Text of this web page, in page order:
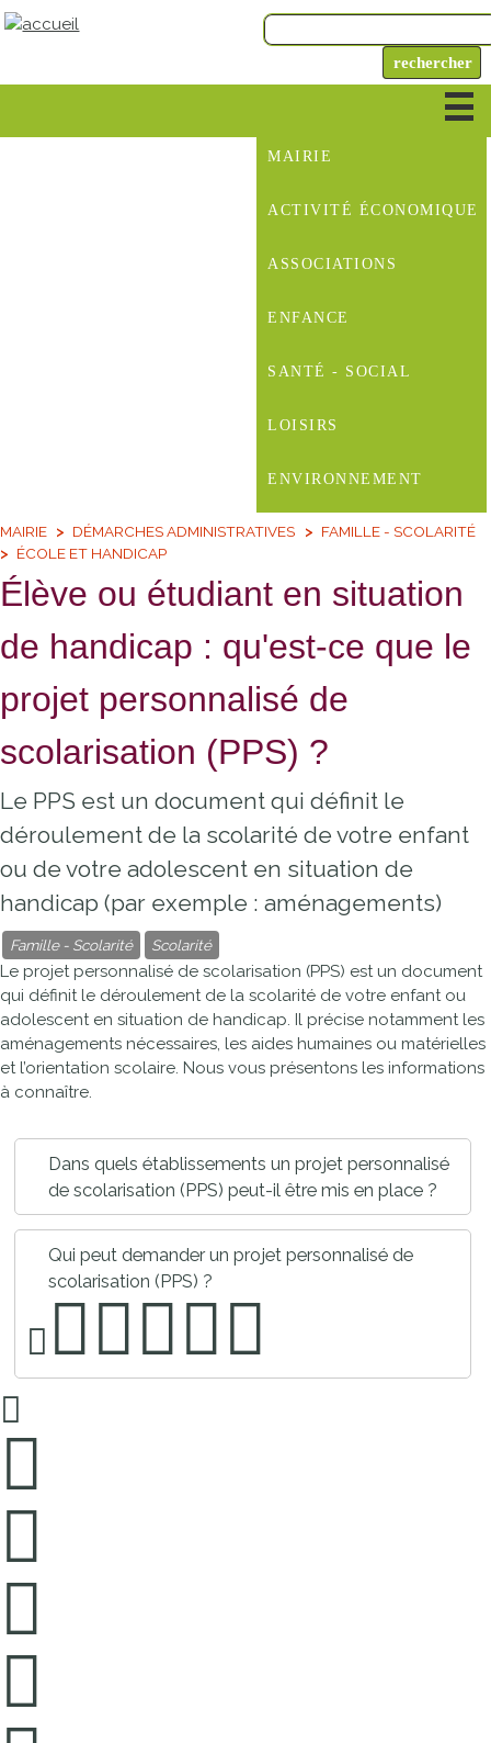
MAIRIE
ACTIVITÉ ÉCONOMIQUE
ASSOCIATIONS
ENFANCE
SANTÉ - SOCIAL
LOISIRS
ENVIRONNEMENT
MAIRIE DÉMARCHES ADMINISTRATIVES
FAMILLE - SCOLARITÉ
ÉCOLE ET HANDICAP
Élève ou étudiant en situation
de handicap : qu'est-ce que le
projet personnalisé de
scolarisation (PPS) ?
Le PPS est un document qui définit le
déroulement de la scolarité de votre enfant
ou de votre adolescent en situation de
handicap (par exemple : aménagements)
Famille - Scolarité Scolarité
Le projet personnalisé de scolarisation (PPS) est un document
qui définit le déroulement de la scolarité de votre enfant ou
adolescent en situation de handicap. Il précise notamment les
aménagements nécessaires, les aides humaines ou matérielles
et l’orientation scolaire. Nous vous présentons les informations
à connaître.
Dans quels établissements un projet personnalisé
de scolarisation (PPS) peut-il être mis en place ?
Qui peut demander un projet personnalisé de
scolarisation (PPS) ?